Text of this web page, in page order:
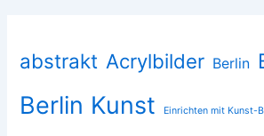
abstrakt Acrylbilder Berlin
Berlin Kunst Einrichten mit Kunst-